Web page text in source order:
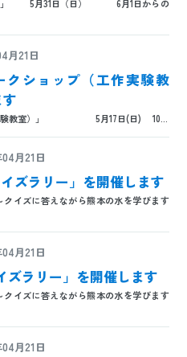
ト」 5月31日（日） 6月1日からの
月21日
クショップ（工作実験教
作実験教室）」 5月17日(日) 10...
月21日
ズラリー」を開催します
イズに答えながら熊本の水を学びます
月21日
ラリー」を開催します
イズに答えながら熊本の水を学びます
月21日